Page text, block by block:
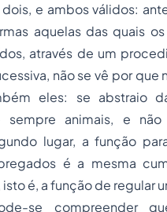
e ambos válidos:
aquelas das quais
através de um
não se vê por que
eles: se abstraio
sempre animais, e
lugar, a função
é a mesma
é, a função de regular
se compreender